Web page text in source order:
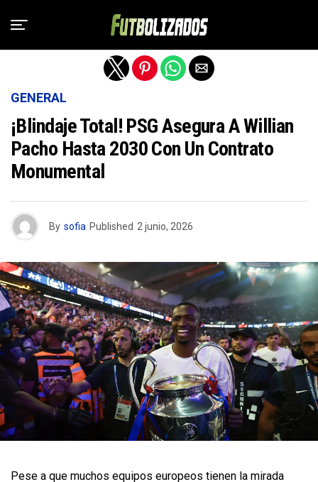
GENERAL
¡Blindaje Total! PSG Asegura A Willian
Pacho Hasta 2030 Con Un Contrato
Monumental
By sofia Published 2 junio, 2026
Pese a que muchos equipos europeos tienen la mirada
Salir de la versión móvil